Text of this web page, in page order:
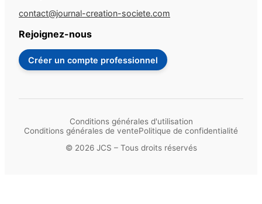
contact@journal-creation-societe.com
Rejoignez-nous
Créer un compte professionnel
Conditions générales d'utilisation
Conditions générales de ventePolitique de confidentialité
© 2026 JCS – Tous droits réservés